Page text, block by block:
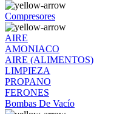
Compresores
AIRE
AMONIACO
AIRE (ALIMENTOS)
LIMPIEZA
PROPANO
FERONES
Bombas De Vacío